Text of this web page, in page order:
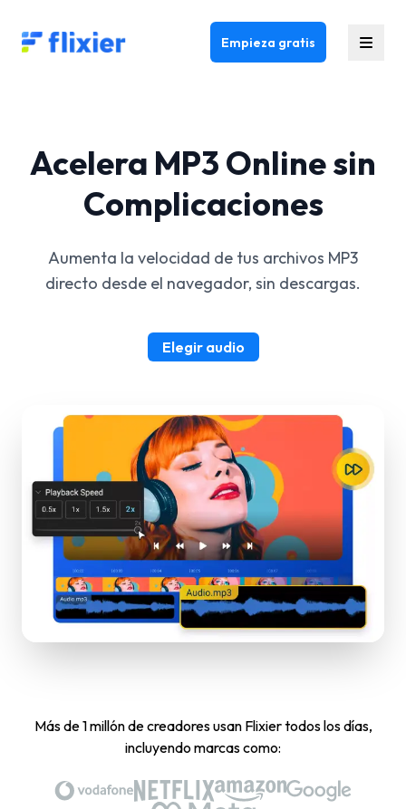
Flixier logo - Home Empieza gratis
Acelera MP3 Online sin
Complicaciones
Aumenta la velocidad de tus archivos MP3
directo desde el navegador, sin descargas.
Elegir audio
Más de 1 millón de creadores usan Flixier todos los días,
incluyendo marcas como: